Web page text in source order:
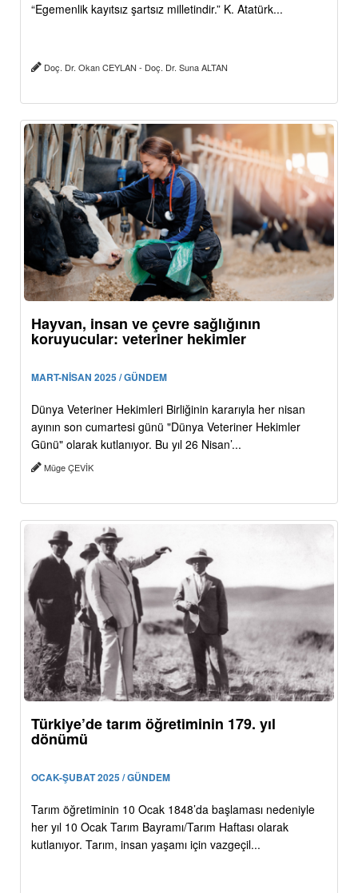
“Egemenlik kayıtsız şartsız milletindir.” K. Atatürk...
Doç. Dr. Okan CEYLAN - Doç. Dr. Suna ALTAN
Hayvan, insan ve çevre sağlığının
koruyucular: veteriner hekimler
MART-NİSAN 2025 / GÜNDEM
Dünya Veteriner Hekimleri Birliğinin kararıyla her nisan
ayının son cumartesi günü "Dünya Veteriner Hekimler
Günü" olarak kutlanıyor. Bu yıl 26 Nisan’...
Müge ÇEVİK
Türkiye’de tarım öğretiminin 179. yıl
dönümü
OCAK-ŞUBAT 2025 / GÜNDEM
Tarım öğretiminin 10 Ocak 1848’da başlaması nedeniyle
her yıl 10 Ocak Tarım Bayramı/Tarım Haftası olarak
kutlanıyor. Tarım, insan yaşamı için vazgeçil...